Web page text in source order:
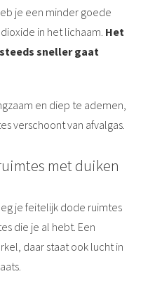
je een minder goede
in het lichaam. Het
sneller gaat
en diep te ademen,
verschoont van afvalgas.
met duiken
je feitelijk dode ruimtes
die je al hebt. Een
daar staat ook lucht in